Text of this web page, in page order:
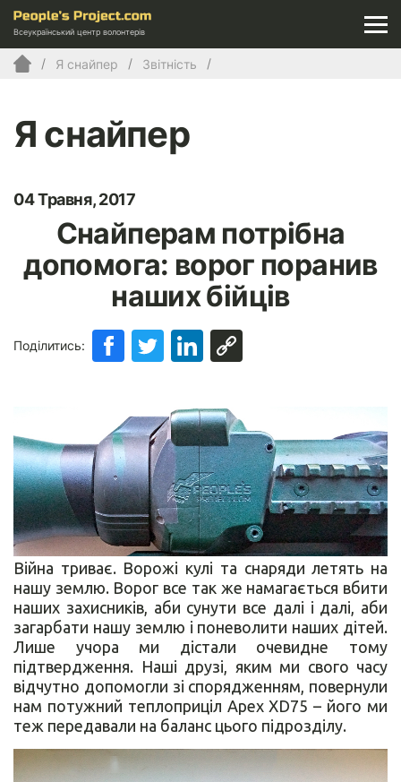
Всеукраїнський центр волонтерів
Я снайпер Звітність
Я снайпер
04 Травня, 2017
Снайперам потрібна
допомога: ворог поранив
наших бійців
Поділитись:
Війна триває. Ворожі кулі та снаряди летять на
нашу землю. Ворог все так же намагається вбити
наших захисників, аби сунути все далі і далі, аби
загарбати нашу землю і поневолити наших дітей.
Лише учора ми дістали очевидне тому
підтвердження. Наші друзі, яким ми свого часу
відчутно допомогли зі спорядженням, повернули
нам потужний теплоприціл Apex XD75 – його ми
теж передавали на баланс цього підрозділу.